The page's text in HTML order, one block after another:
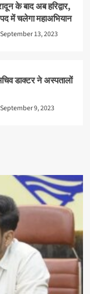
के बाद अब हरिद्वार,
में चलेगा महाअभियान
September 13, 2023
डाक्टर ने अस्पतालों
September 9, 2023